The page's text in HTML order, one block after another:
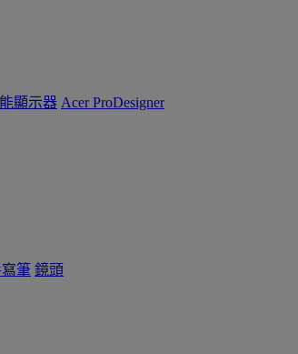
顯示器 Acer ProDesigner
筆 鏡頭